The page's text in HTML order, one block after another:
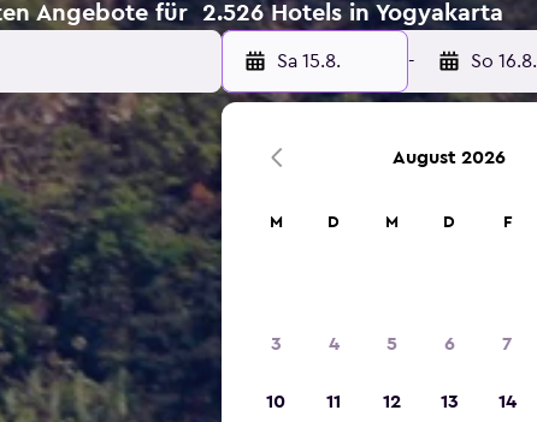
Angebote für 2.526 Hotels in Yogyakarta
Sa 15.8. - So 16.8.
August 2026
M D M D F
3 4 5 6 7
10 11 12 13 14